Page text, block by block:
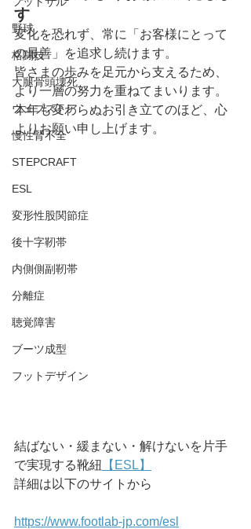
野球
格闘技
大腿骨頭壊死
ウェブストア
慢性腎不全
STEPCRAFT
ESL
変形性股関節症
後十字靭帯
内側側副靭帯
分離症
聴覚障害
ブーツ成型
フットデザイン
す
変化を恐れず、常に「お客様にとって
の最善」を追求し続けます。
皆さまの歩みを足元から支えるため、
より一層の努力を重ねてまいります。
本年も変わらぬお引き立てのほど、心
よりお願い申し上げます。
結ばない・緩まない・解けないを片手
で実現する靴紐 【ESL】
詳細は以下のサイトから
https://www.footlab-jp.com/esl